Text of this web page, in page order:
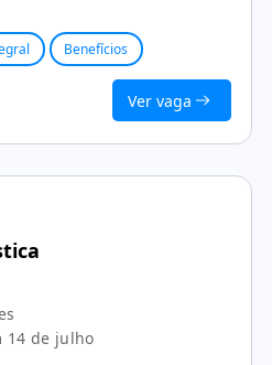
Benefícios
Ver vaga
14 de julho